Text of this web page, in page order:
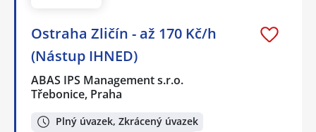
Ostraha Zličín - až 170 Kč/h
(Nástup IHNED)
ABAS IPS Management s.r.o.
Třebonice, Praha
Plný úvazek, Zkrácený úvazek